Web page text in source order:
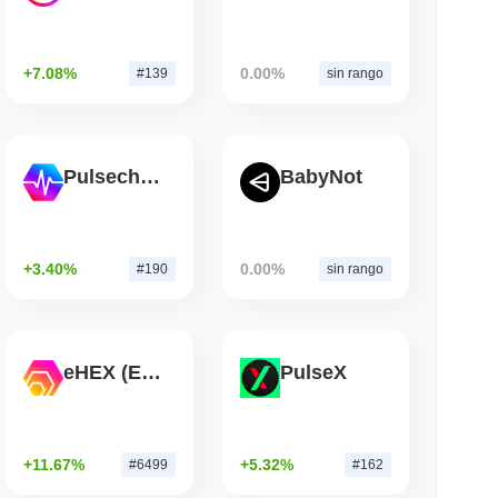
+7.08% #139 0.00% sin rango
Pulsechain
+3.40% #190
BabyNot
0.00% sin rango
eHEX (Ethereum)
+11.67% #6499
PulseX
+5.32% #162